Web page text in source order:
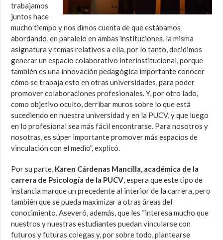
trabajamos
juntos hace
mucho tiempo y nos dimos cuenta de que estábamos
abordando, en paralelo en ambas instituciones, la misma
asignatura y temas relativos a ella, por lo tanto, decidimos
generar un espacio colaborativo interinstitucional, porque
también es una innovación pedagógica importante conocer
cómo se trabaja esto en otras universidades, para poder
promover colaboraciones profesionales. Y, por otro lado,
como objetivo oculto, derribar muros sobre lo que está
sucediendo en nuestra universidad y en la PUCV, y que luego
en lo profesional sea más fácil encontrarse. Para nosotros y
nosotras, es súper importante promover más espacios de
vinculación con el medio”, explicó.
Por su parte, Karen Cárdenas Mancilla, académica de la
carrera de Psicología de la PUCV, espera que este tipo de
instancia marque un precedente al interior de la carrera, pero
también que se pueda maximizar a otras áreas del
conocimiento. Aseveró, además, que les “interesa mucho que
nuestros y nuestras estudiantes puedan vincularse con
futuros y futuras colegas y, por sobre todo, plantearse